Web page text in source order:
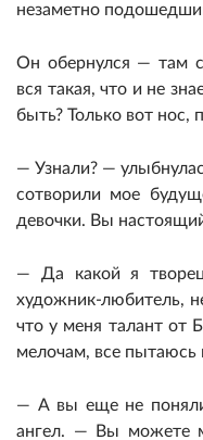
незаметно
Он обернулся — там
вся такая, что и не
быть? Только вот нос,
— Узнали? —
сотворили мое
девочки. Вы
— Да какой я
художник-любитель,
что у меня талант от
мелочам, все пытаюсь
— А вы еще не
ангел. — Вы можете